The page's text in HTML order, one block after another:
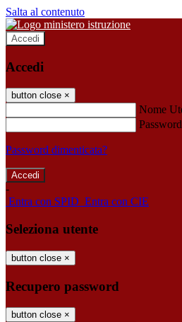
Salta al contenuto
Accedi
Accedi
button close ×
Nome
Password
Password dimenticata?
-
Entra con SPID Entra con CIE
Seleziona utente
button close ×
Recupero password
button close ×